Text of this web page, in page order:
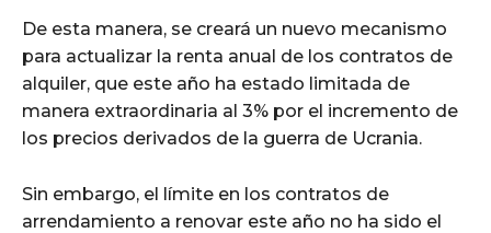
De esta manera, se creará un nuevo mecanismo
para actualizar la renta anual de los contratos de
alquiler, que este año ha estado limitada de
manera extraordinaria al 3% por el incremento de
los precios derivados de la guerra de Ucrania.
Sin embargo, el límite en los contratos de
arrendamiento a renovar este año no ha sido el